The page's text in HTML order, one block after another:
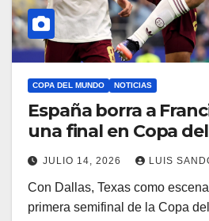
COPA DEL MUNDO NOTICIAS
España borra a
una final en Copa
JULIO 14, 2026 LUIS
Con Dallas, Texas como
primera semifinal de la Copa